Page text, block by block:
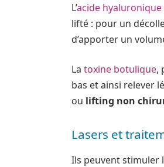
L’acide hyaluronique
lifté : pour un
d’apporter un
La toxine botulique,
bas et ainsi relever
ou lifting non
Lasers et
Ils peuvent stimuler